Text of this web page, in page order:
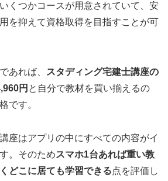
くつかコースが用意されていて、安
を抑えて資格取得を目指すことが可
あれば、
スタディング宅建士講座の
円 と自分で教材を買い揃えるの
です。
座はアプリの中にすべての内容がイ
。そのためスマホ1台あれば重い教
どこに居ても学習できる点を評価し